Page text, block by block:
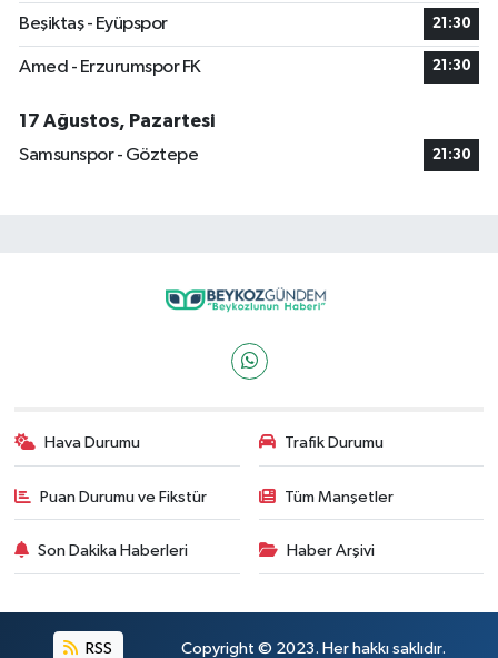
Beşiktaş - Eyüpspor 21:30
Amed - Erzurumspor FK 21:30
17 Ağustos, Pazartesi
Samsunspor - Göztepe
21:30
Hava Durumu Trafik Durumu
Puan Durumu ve Fikstür Tüm Manşetler
Son Dakika Haberleri Haber Arşivi
RSS Copyright © 2023. Her hakkı saklıdır.